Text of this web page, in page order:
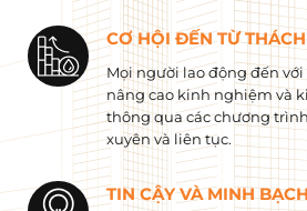
CƠ HỘI ĐẾN TỪ
Mọi người lao động đến
nâng cao kinh nghiệm và
thông qua các chương
xuyên và liên tục.
TIN CẬY VÀ MINH BẠCH